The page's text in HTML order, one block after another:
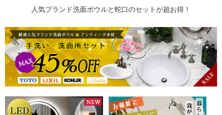
人気ブランド洗面ボウルと蛇口のセットが超お得！